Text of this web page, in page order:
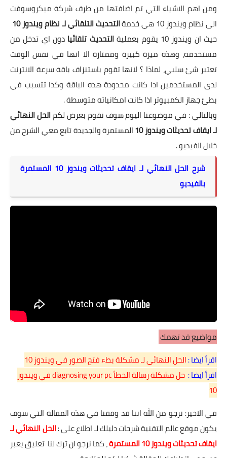
ومن اهم الاشياء التي تم اضافتها من طرف شركة ميكروسوفت
الى نظام ويندوز 10 هي خدمة
التحديث التلقائي لـ نظام ويندوز 10
حيث ان ويندوز 10 يقوم بعملية
التحديث تلقائيا دون اي تدخل من
مستخدمه، وهذه ميزة كبيرة وممتازة الا انها في نفس الوقت
تعتبر شئ سلبي، لماذا ؟ لانها تقوم باستنزاف باقة سرعة الانترنت
لدى المستخدمين اذا كانت محدودة هذه الباقة وكذا تتسبب في
بطئ جهاز الكمبيوتر اذا كانت امكانياته متوسطة .
وبالتالي : في موضوعنا اليوم سوف نقوم بعرض لكمالحل النهائي
لـ ايقاف تحديثات ويندوز 10
المستمرة والجديدة تابع معي الشرح من
خلال الفيديو .
شرح الحل النهائي لـ ايقاف تحديثات ويندوز 10 المستمرة
بالفيديو
مواضيع قد تهمك
اقرأ ايضا :الحل النهائي لـ مشكلة بطء فتح الصور في ويندوز 10
اقرأ ايضا :
حل مشكلة رسالة الخطأ diagnosing your pc في ويندوز
10
في الاخير: نرجو من الله اننا قد وفقنا في هذه المقالة التي سوف
يكون موقع عالم التقنية شرحات دليلك لـ اطلاع على :الحل النهائي لـ
ايقاف تحديثات ويندوز 10 المستمرة
، كما نرجو ان ترك لنا تعليق يعبر